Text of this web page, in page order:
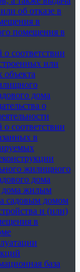
об отказе в
в
помещения в
соответствии
или
объекта
дома
о
соответствии
в
жилищного
дома
дома жилым
садовым домом
и (или)
в
база